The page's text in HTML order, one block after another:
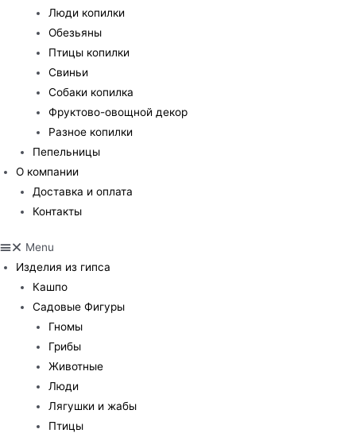
Люди копилки
Обезьяны
Птицы копилки
Свиньи
Собаки копилка
Фруктово-овощной декор
Разное копилки
Пепельницы
О компании
Доставка и оплата
Контакты
Menu
Изделия из гипса
Кашпо
Садовые Фигуры
Гномы
Грибы
Животные
Люди
Лягушки и жабы
Птицы